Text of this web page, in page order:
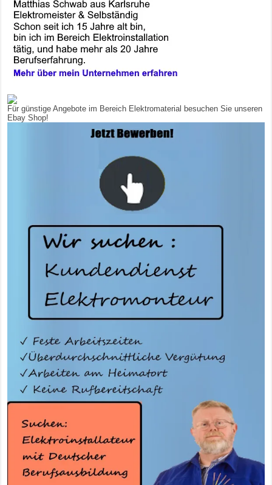
Für günstige Angebote im Bereich Elektromaterial besuchen Sie unseren
Ebay Shop!